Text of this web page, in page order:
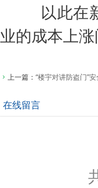
以此在新
业的成本上
上一篇： “楼宇对讲防盗门”
在线留言